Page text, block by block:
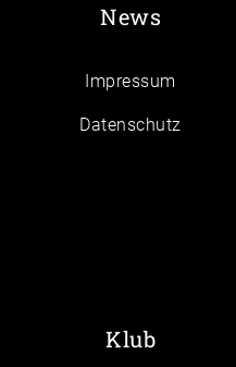
News
Impressum
Daten­schutz
Klub